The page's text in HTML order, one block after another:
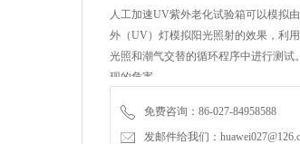
人工加速UV紫外老化试验箱可以模拟
外（UV）灯模拟阳光照射的效果，利
光照和潮气交替的循环程序中进行测
现的危害。
免费咨询：86-027-84958588
发邮件给我们：